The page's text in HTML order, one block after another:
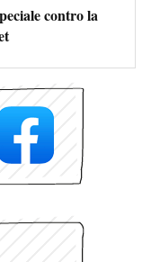
contro la